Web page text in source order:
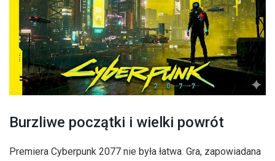
Burzliwe początki i wielki powrót
Premiera Cyberpunk 2077 nie była łatwa. Gra, zapowiadana